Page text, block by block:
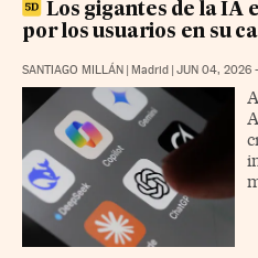
Los gigantes de la IA
por los usuarios en su
SANTIAGO MILLÁN | Madrid | JUN 04, 2026